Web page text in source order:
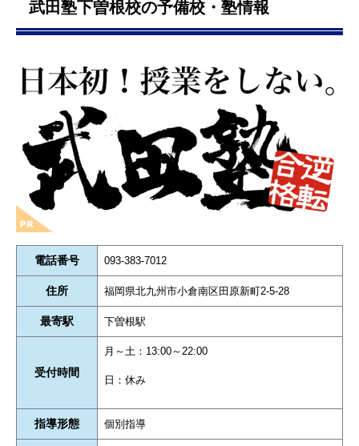
武田塾下曽根校の予備校・塾情報
電話番号 093-383-7012
住所 福岡県北九州市小倉南区田原新町2-5-28
最寄駅 下曽根駅
受付時間
月～土：13:00～22:00
日：休み
指導形態 個別指導